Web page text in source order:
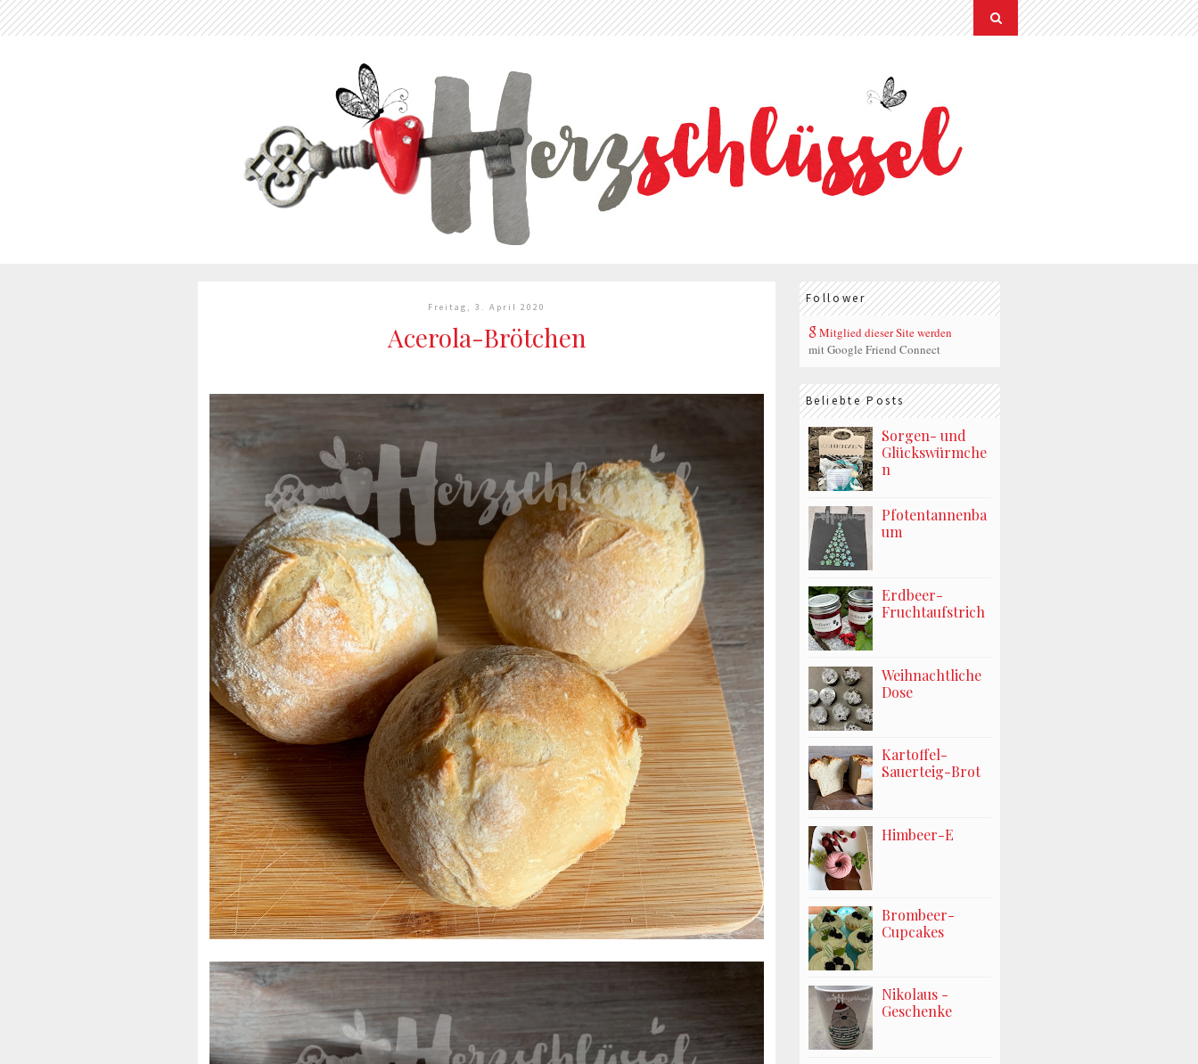
Freitag, 3. April 2020
Acerola-Brötchen
Follower
Mitglied dieser Site werden
mit Google Friend Connect
Beliebte Posts
Sorgen- und
Glückswürmche
n
Pfotentannenba
um
Erdbeer-
Fruchtaufstrich
Weihnachtliche
Dose
Kartoffel-
Sauerteig-Brot
Himbeer-E
Brombeer-
Cupcakes
Nikolaus -
Geschenke